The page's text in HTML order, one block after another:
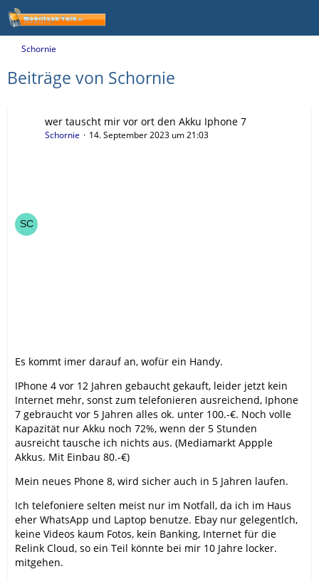
Schornie
Beiträge von Schornie
wer tauscht mir vor ort den Akku Iphone 7
Schornie 14. September 2023 um 21:03
Es kommt imer darauf an, wofür ein Handy.
IPhone 4 vor 12 Jahren gebaucht gekauft, leider jetzt kein
Internet mehr, sonst zum telefonieren ausreichend, Iphone
7 gebraucht vor 5 Jahren alles ok. unter 100.-€. Noch volle
Kapazität nur Akku noch 72%, wenn der 5 Stunden
ausreicht tausche ich nichts aus. (Mediamarkt Appple
Akkus. Mit Einbau 80.-€)
Mein neues Phone 8, wird sicher auch in 5 Jahren laufen.
Ich telefoniere selten meist nur im Notfall, da ich im Haus
eher WhatsApp und Laptop benutze. Ebay nur gelegentlch,
keine Videos kaum Fotos, kein Banking, Internet für die
Relink Cloud, so ein Teil könnte bei mir 10 Jahre locker.
mitgehen.